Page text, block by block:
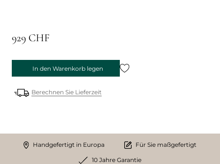
929 CHF
In den Warenkorb legen
Berechnen Sie Lieferzeit
Handgefertigt in Europa Für Sie maßgefertigt
10 Jahre Garantie